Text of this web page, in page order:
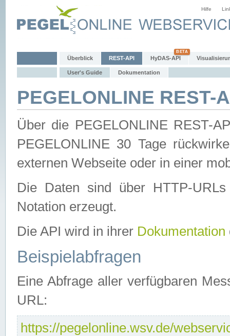
Hilfe
Überblick REST-API HyDAS-API
User's Guide Dokumentation
PEGELONLINE REST-
Über die PEGELONLINE REST-
PEGELONLINE 30 Tage
externen Webseite oder in einer
Die Daten sind über HTTP-
Notation erzeugt.
Die API wird in ihrer Dokumentation
Beispielabfragen
Eine Abfrage aller verfügbaren
URL:
https://pegelonline.wsv.de/